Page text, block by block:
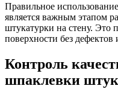
Правильное
является важным этапом
штукатурки на стену. Это
поверхности без дефектов
Контроль
шпаклевки